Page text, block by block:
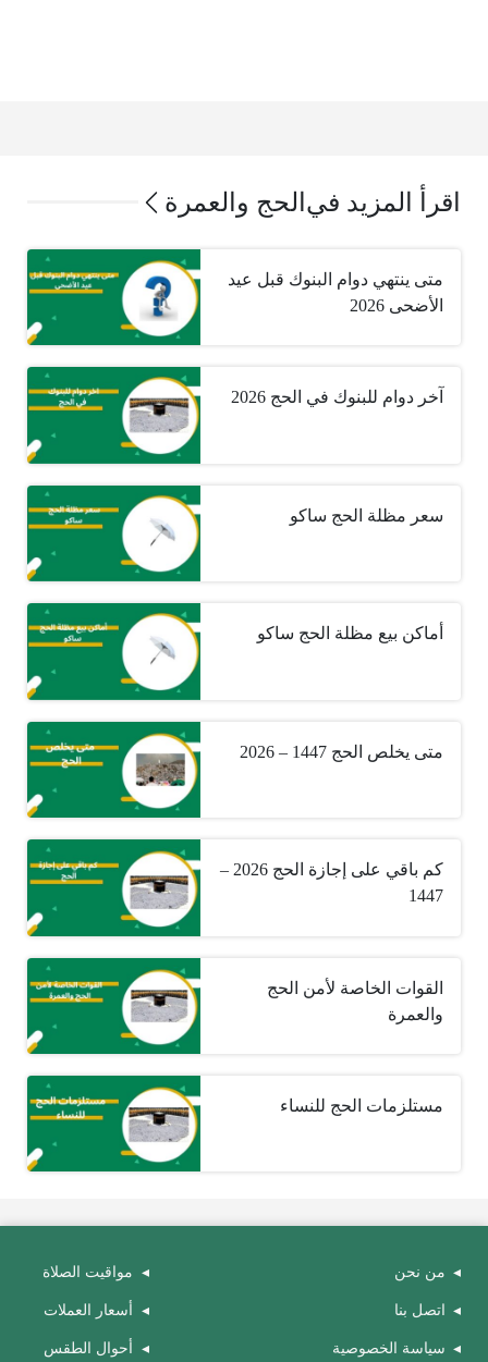
اقرأ المزيد في الحج والعمرة
متى ينتهي دوام البنوك قبل عيد
الأضحى 2026
آخر دوام للبنوك في الحج 2026
سعر مظلة الحج ساكو
أماكن بيع مظلة الحج ساكو
متى يخلص الحج 1447 – 2026
كم باقي على إجازة الحج 2026 –
1447
القوات الخاصة لأمن الحج
والعمرة
مستلزمات الحج للنساء
من نحن
اتصل بنا
سياسة الخصوصية
مواقيت الصلاة
أسعار العملات
أحوال الطقس